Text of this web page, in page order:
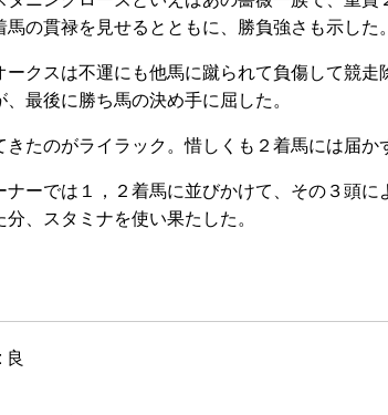
の貫禄を見せるとともに、勝負強さも示した。
クスは不運にも他馬に蹴られて負傷して競
最後に勝ち馬の決め手に屈した。
たのがライラック。惜しくも２着馬には届か
ーでは１，２着馬に並びかけて、その３頭
、スタミナを使い果たした。